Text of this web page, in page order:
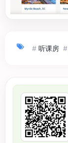
# 听课房 #